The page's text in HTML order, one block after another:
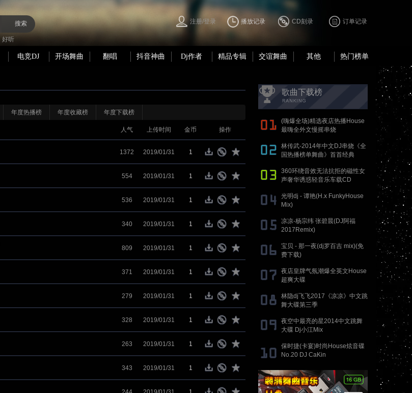
搜索
好听
注册/登录 播放记录 CD刻录 订单记录
电竞DJ 开场舞曲 翻唱 抖音神曲 Dj作者 精品专辑 交谊舞曲 其他 热门榜单
年度热播榜 年度收藏榜 年度下载榜
人气 上传时间 金币 操作
1372 2019/01/31 1
554 2019/01/31 1
536 2019/01/31 1
340 2019/01/31 1
809 2019/01/31 1
371 2019/01/31 1
279 2019/01/31 1
328 2019/01/31 1
263 2019/01/31 1
343 2019/01/31 1
歌曲下载榜
(嗨爆全场)精选夜店热播House
最嗨全外文慢摇串烧
林传武-2014年中文DJ串烧《全
国热播榜单舞曲》首首经典
360环绕音效无法抗拒的磁性女
声奢华诱惑轻音乐车载CD
光明dj - 谭艳(H.x FunkyHouse
Mix)
凉凉-杨宗纬 张碧晨(DJ阿福
2017Remix)
宝贝 - 那一夜(dj罗百吉 mix)(免
费下载)
夜店皇牌气氛潮爆全英文House
超爽大碟
林隐dj飞飞2017《凉凉》中文跳
舞大碟第三季
夜空中最亮的星2014中文跳舞
大碟 Dj小江Mix
保时捷(卡宴)时尚House炫音碟
No.20 DJ CaKin